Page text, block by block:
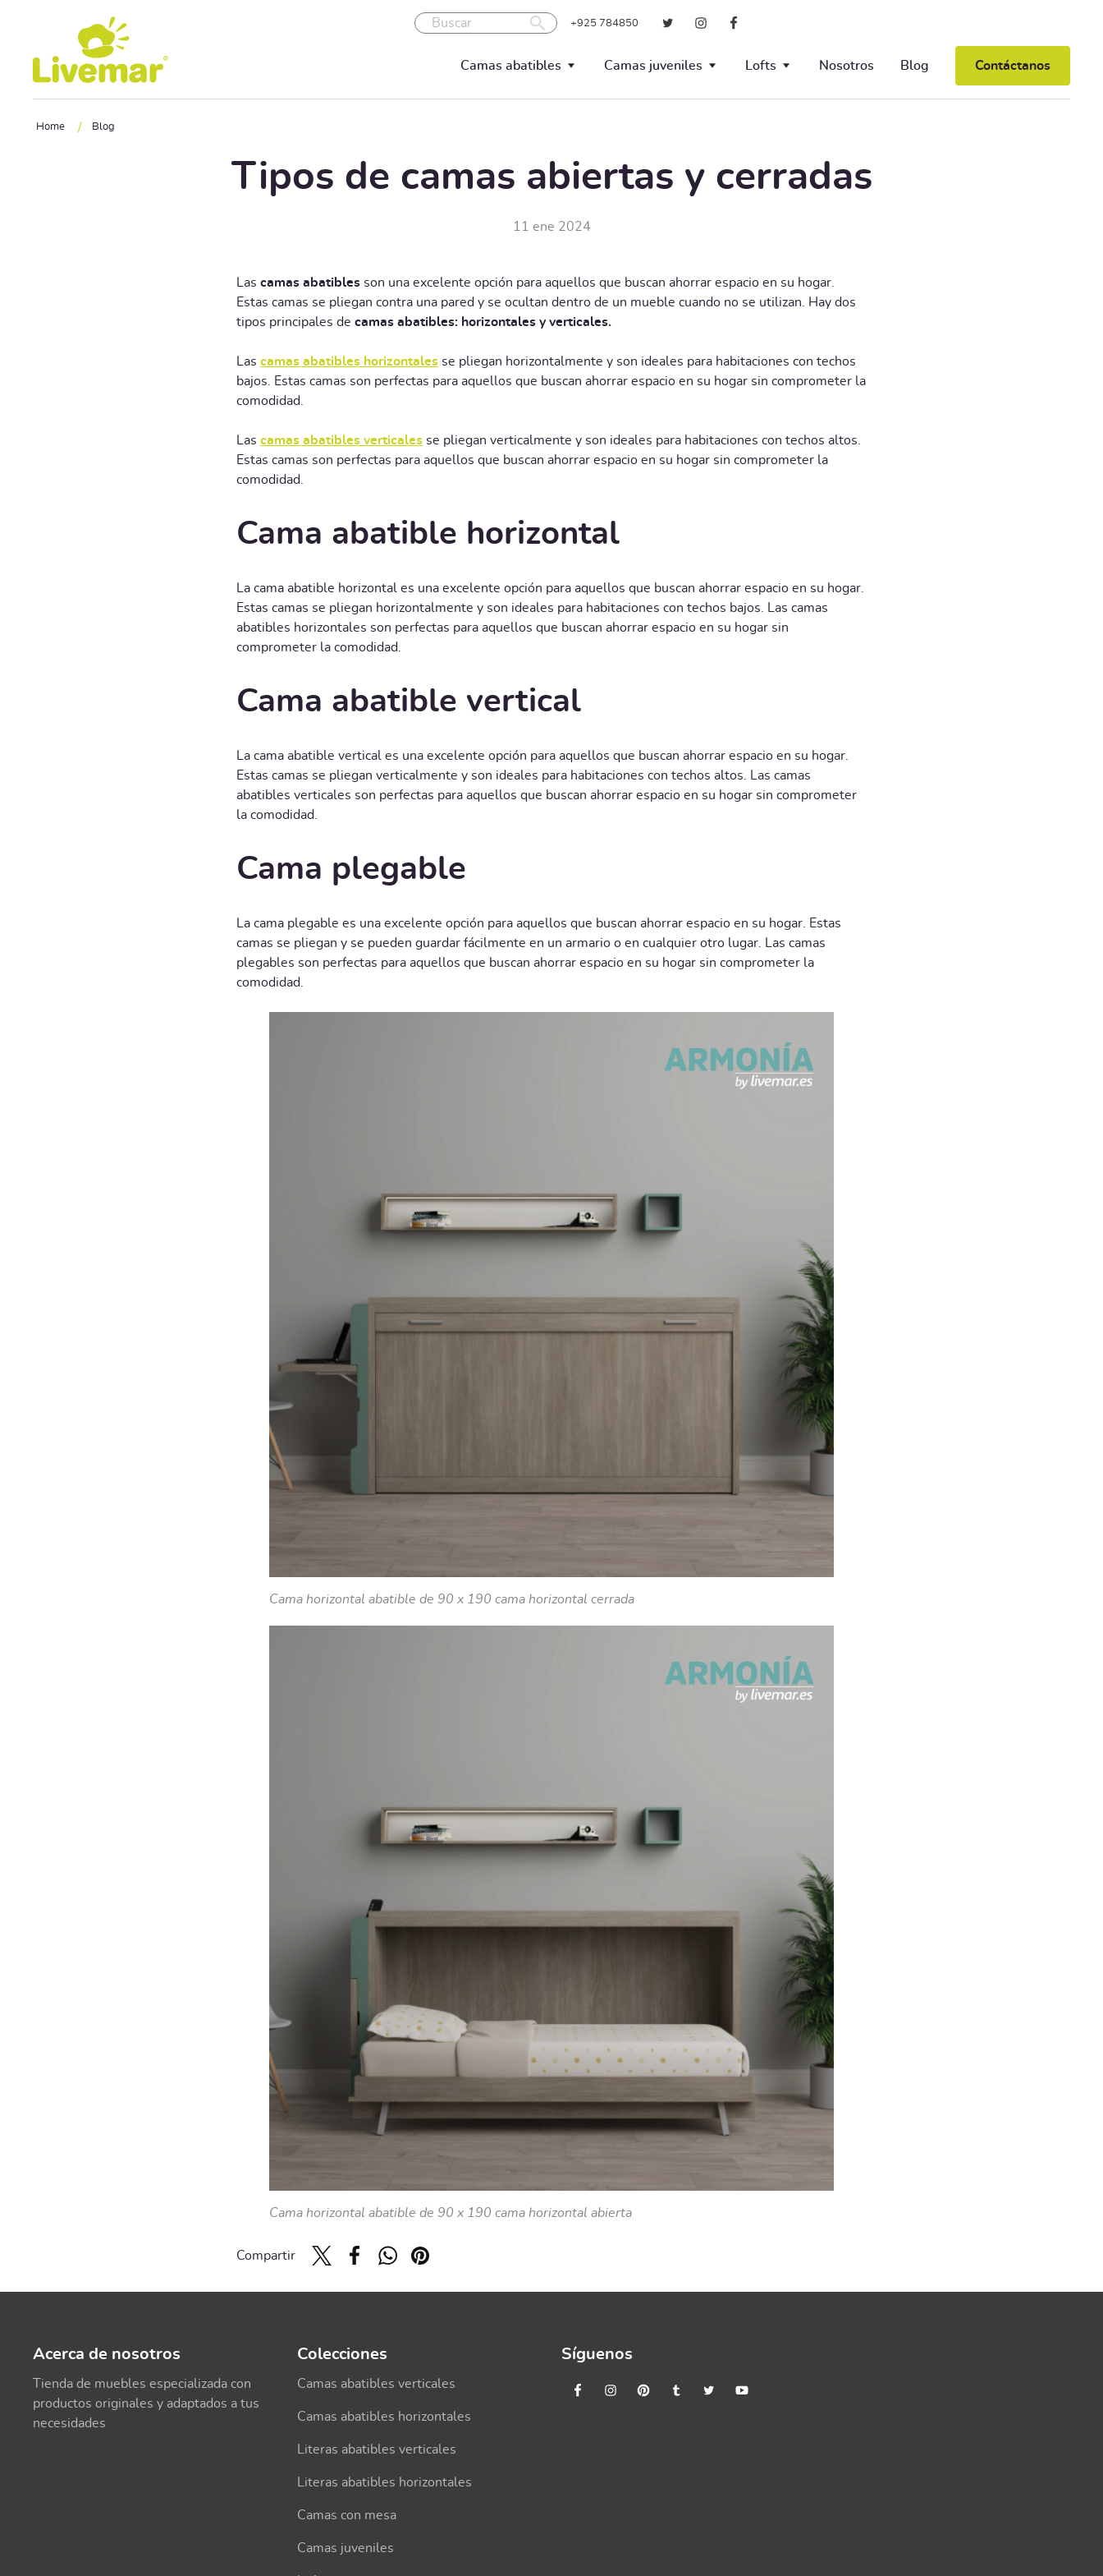
Ir a contenido principal
Buscar +925 784850
Camas abatibles
Blocks
Literas abatibles
Camas juveniles
Trenes
Lofts Nosotros Blog Contáctanos
Home / Blog
Tipos de camas abiertas y cerradas
11 ene 2024
Las camas abatibles son una excelente opción para aquellos que buscan ahorrar espacio en su hogar.
Estas camas se pliegan contra una pared y se ocultan dentro de un mueble cuando no se utilizan. Hay dos
tipos principales de camas abatibles: horizontales y verticales.
Las camas abatibles horizontales se pliegan horizontalmente y son ideales para habitaciones con techos
bajos. Estas camas son perfectas para aquellos que buscan ahorrar espacio en su hogar sin comprometer la
comodidad.
Las camas abatibles verticales se pliegan verticalmente y son ideales para habitaciones con techos altos.
Estas camas son perfectas para aquellos que buscan ahorrar espacio en su hogar sin comprometer la
comodidad.
Cama abatible horizontal
La cama abatible horizontal es una excelente opción para aquellos que buscan ahorrar espacio en su hogar.
Estas camas se pliegan horizontalmente y son ideales para habitaciones con techos bajos. Las camas
abatibles horizontales son perfectas para aquellos que buscan ahorrar espacio en su hogar sin
comprometer la comodidad.
Cama abatible vertical
La cama abatible vertical es una excelente opción para aquellos que buscan ahorrar espacio en su hogar.
Estas camas se pliegan verticalmente y son ideales para habitaciones con techos altos. Las camas
abatibles verticales son perfectas para aquellos que buscan ahorrar espacio en su hogar sin comprometer
la comodidad.
Cama plegable
La cama plegable es una excelente opción para aquellos que buscan ahorrar espacio en su hogar. Estas
camas se pliegan y se pueden guardar fácilmente en un armario o en cualquier otro lugar. Las camas
plegables son perfectas para aquellos que buscan ahorrar espacio en su hogar sin comprometer la
comodidad.
Cama horizontal abatible de 90 x 190 cama horizontal cerrada
Cama horizontal abatible de 90 x 190 cama horizontal abierta
Compartir
Acerca de nosotros
Tienda de muebles especializada con
productos originales y adaptados a tus
necesidades
Colecciones
Camas abatibles verticales
Camas abatibles horizontales
Literas abatibles verticales
Literas abatibles horizontales
Camas con mesa
Camas juveniles
Síguenos